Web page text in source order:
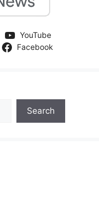
YouTube
Facebook
Search